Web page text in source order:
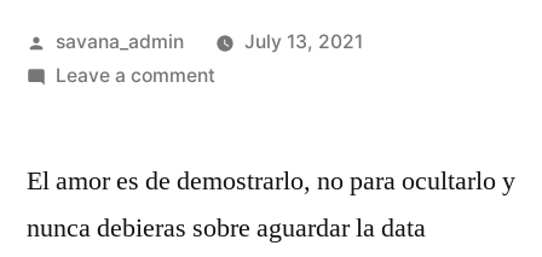
savana_admin
July 13, 2021
Leave a comment
El amor es de demostrarlo, no para ocultarlo y
nunca debieras sobre aguardar la data